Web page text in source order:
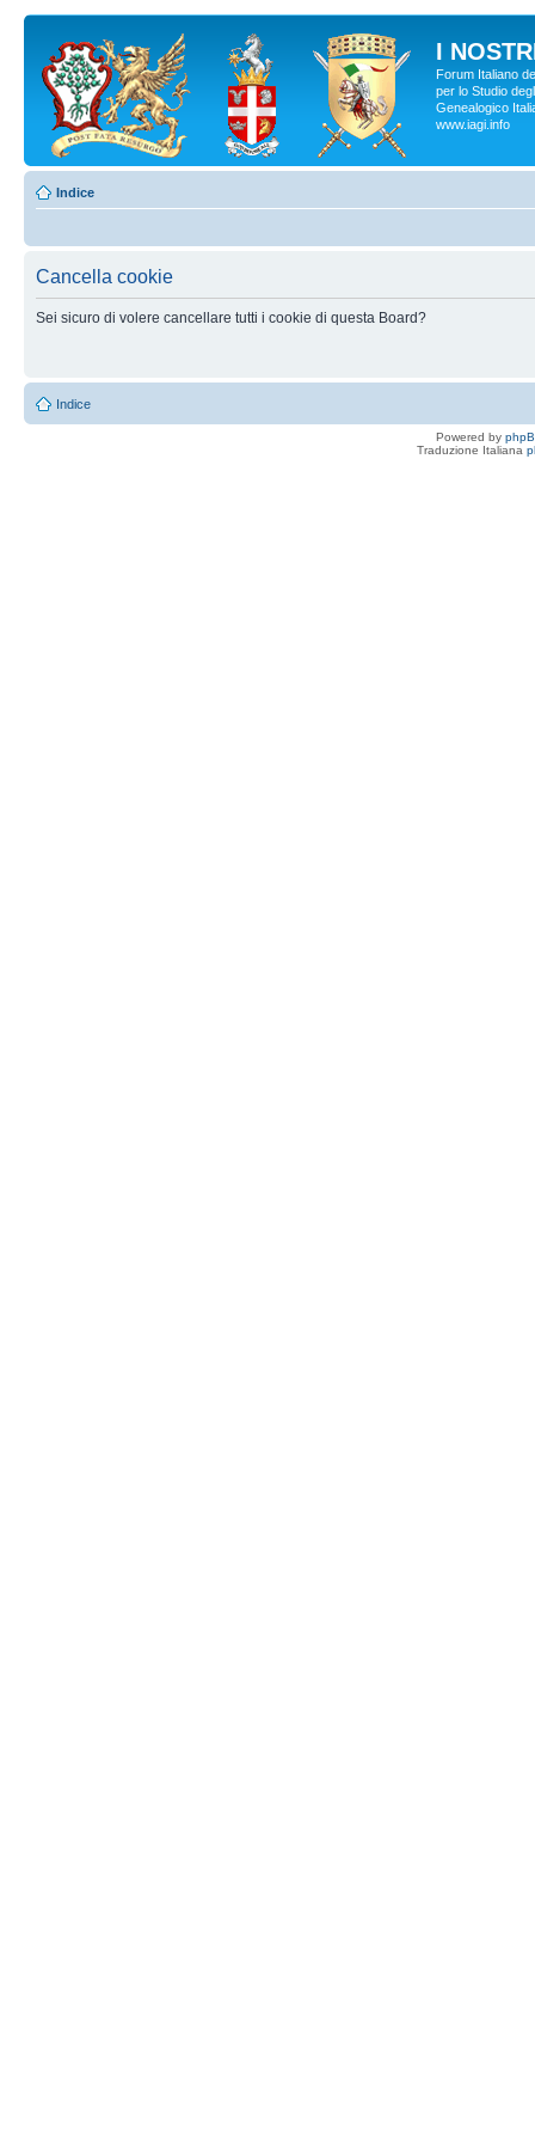
I
Forum Italiano
per lo Studio
Genealogico
www.iagi.info
Indice
Cancella cookie
Sei sicuro di volere cancellare tutti i cookie di questa Board?
Indice
Powered by
Traduzione Italiana